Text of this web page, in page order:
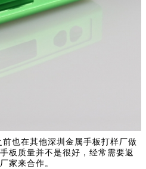
也在其他深圳金属手板打样厂做
板质量并不是很好，经常需要返
家来合作。